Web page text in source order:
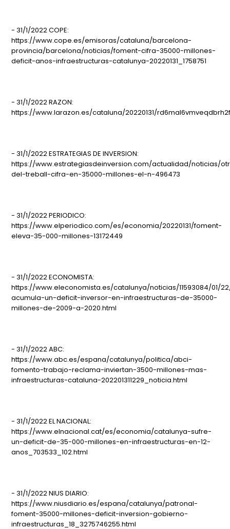
- 31/1/2022 COPE:
https://www.cope.es/emisoras/cataluna/barcelona-
provincia/barcelona/noticias/foment-cifra-35000-millones-
deficit-anos-infraestructuras-catalunya-20220131_1758751
- 31/1/2022 RAZON:
https://www.larazon.es/cataluna/20220131/
- 31/1/2022 ESTRATEGIAS DE INVERSION:
https://www.estrategiasdeinversion.com/actualidad/noticias/
del-treball-cifra-en-35000-millones-el-n-496473
- 31/1/2022 PERIODICO:
https://www.elperiodico.com/es/economia/20220131/foment-
eleva-35-000-millones-13172449
- 31/1/2022 ECONOMISTA:
https://www.eleconomista.es/catalunya/noticias/11593084/01/
acumula-un-deficit-inversor-en-infraestructuras-de-35000-
millones-de-2009-a-2020.html
- 31/1/2022 ABC:
https://www.abc.es/espana/catalunya/politica/abci-
fomento-trabajo-reclama-inviertan-3500-millones-mas-
infraestructuras-cataluna-202201311229_noticia.html
- 31/1/2022 EL NACIONAL:
https://www.elnacional.cat/es/economia/catalunya-sufre-
un-deficit-de-35-000-millones-en-infraestructuras-en-12-
anos_703533_102.html
- 31/1/2022 NIUS DIARIO:
https://www.niusdiario.es/espana/catalunya/patronal-
foment-35000-millones-deficit-inversion-gobierno-
infraestructuras_18_3275746255.html